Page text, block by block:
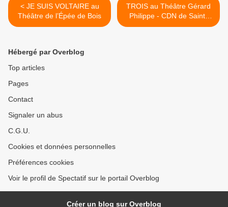
< JE SUIS VOLTAIRE au
Théâtre de l’Épée de Bois
TROIS au Théâtre Gérard
Philippe - CDN de Saint-
Denis >
Hébergé par Overblog
Top articles
Pages
Contact
Signaler un abus
C.G.U.
Cookies et données personnelles
Préférences cookies
Voir le profil de Spectatif sur le portail Overblog
Créer un blog sur Overblog